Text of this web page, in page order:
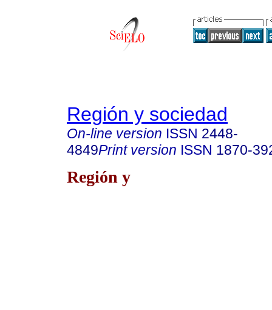
Región y sociedad
On-line version ISSN 2448-
4849Print version ISSN 1870-
Región y